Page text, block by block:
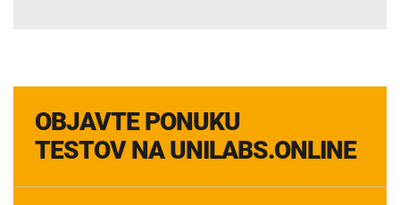
OBJAVTE PONUKU
TESTOV NA UNILABS.ONLINE